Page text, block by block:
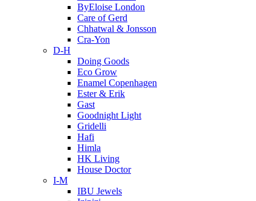
ByEloise London
Care of Gerd
Chhatwal & Jonsson
Cra-Yon
D-H
Doing Goods
Eco Grow
Enamel Copenhagen
Ester & Erik
Gast
Goodnight Light
Gridelli
Hafi
Himla
HK Living
House Doctor
I-M
IBU Jewels